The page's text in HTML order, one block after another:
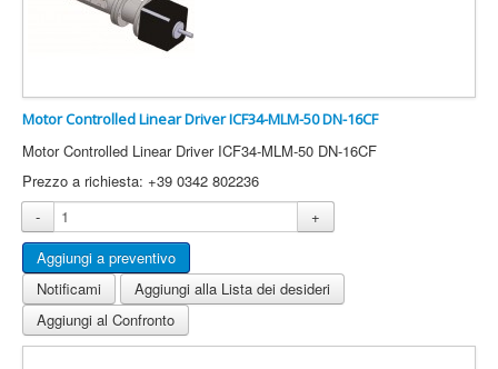
Motor Controlled Linear Driver ICF34-MLM-50 DN-16CF
Motor Controlled Linear Driver ICF34-MLM-50 DN-16CF
Prezzo a richiesta: +39 0342 802236
-
+
Notificami
Aggiungi alla Lista dei desideri
Aggiungi al Confronto